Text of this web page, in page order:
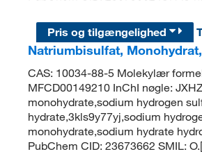
Pris og tilgængelighed
Natriumbisulfat,
CAS: 10034-88-5 Molekylær
MFCD00149210 InChI nøgle:
monohydrate,sodium hydrogen
hydrate,3kls9y77yj,sodium
monohydrate,sodium hydrate
PubChem CID: 23673662 SMIL: